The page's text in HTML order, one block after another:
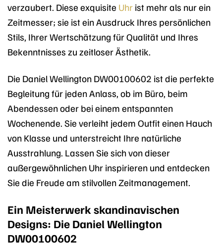
verzaubert. Diese exquisite Uhr ist mehr als nur ein
Zeitmesser; sie ist ein Ausdruck Ihres persönlichen
Stils, Ihrer Wertschätzung für Qualität und Ihres
Bekenntnisses zu zeitloser Ästhetik.
Die Daniel Wellington DW00100602 ist die perfekte
Begleitung für jeden Anlass, ob im Büro, beim
Abendessen oder bei einem entspannten
Wochenende. Sie verleiht jedem Outfit einen Hauch
von Klasse und unterstreicht Ihre natürliche
Ausstrahlung. Lassen Sie sich von dieser
außergewöhnlichen Uhr inspirieren und entdecken
Sie die Freude am stilvollen Zeitmanagement.
Ein Meisterwerk skandinavischen
Designs: Die Daniel Wellington
DW00100602